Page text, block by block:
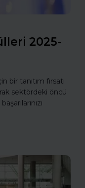
2025-
bir tanıtım fırsatı
sektördeki öncü